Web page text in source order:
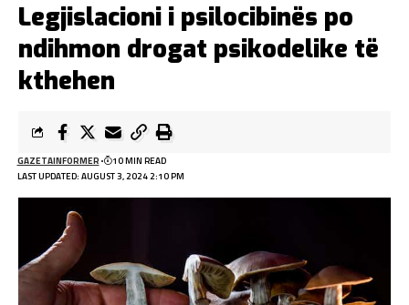
Legjislacioni i psilocibinës po
ndihmon drogat psikodelike të
kthehen
LAST UPDATED: AUGUST 3, 2024 2:10 PM
GAZETAINFORMER 10 MIN READ